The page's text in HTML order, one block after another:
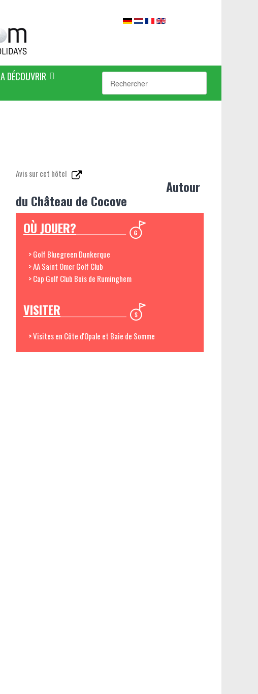
A DÉCOUVRIR
Avis sur cet hôtel
Autour
du Château de Cocove
OÙ JOUER?
> Golf Bluegreen Dunkerque
> AA Saint Omer Golf Club
> Cap Golf Club Bois de Ruminghem
VISITER
> Visites en Côte d'Opale et Baie de Somme